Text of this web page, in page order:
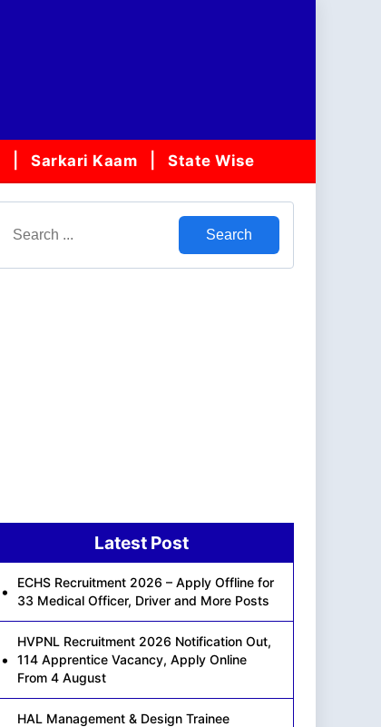
Sarkari Kaam State Wise
Search
Latest Post
ECHS Recruitment 2026 – Apply Offline for
33 Medical Officer, Driver and More Posts
HVPNL Recruitment 2026 Notification Out,
114 Apprentice Vacancy, Apply Online
From 4 August
HAL Management & Design Trainee